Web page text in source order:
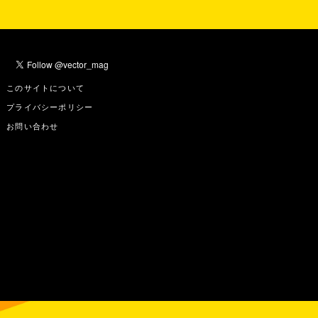
このサイトについて
プライバシーポリシー
お問い合わせ